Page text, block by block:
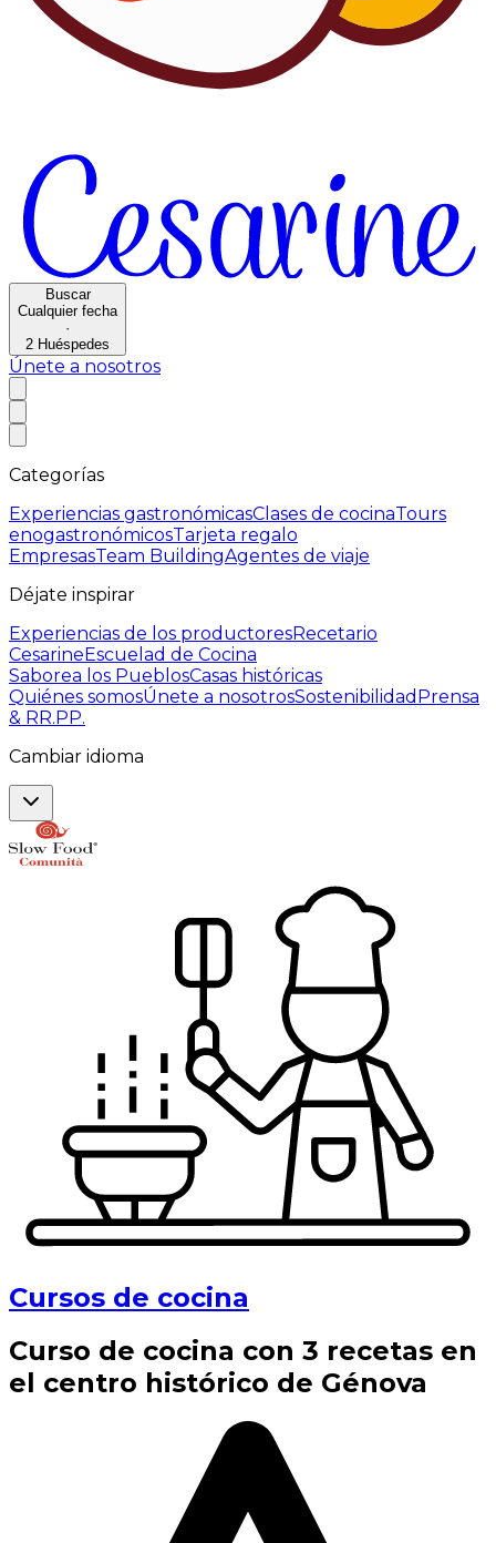
Buscar
Cualquier fecha
·
2 Huéspedes
Únete a nosotros
Categorías
Experiencias gastronómicasClases de cocinaTours
enogastronómicosTarjeta regalo
EmpresasTeam BuildingAgentes de viaje
Déjate inspirar
Experiencias de los productoresRecetario
CesarineEscuelad de Cocina
Saborea los PueblosCasas históricas
Quiénes somosÚnete a nosotrosSostenibilidad Prensa
& RR.PP.
Cambiar idioma
Cursos de cocina
Curso de cocina con 3 recetas en
el centro histórico de Génova